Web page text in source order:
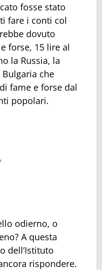
fosse stato
fare i conti col
dovuto
forse, 15 lire al
la Russia, la
Bulgaria che
fame e forse dal
popolari.
odierno, o
A questa
dell’Istituto
rispondere.